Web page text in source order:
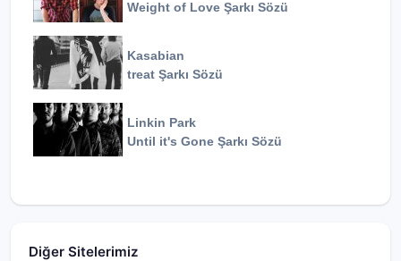
Weight of Love Şarkı Sözü
Kasabian
treat Şarkı Sözü
Linkin Park
Until it's Gone Şarkı Sözü
Diğer Sitelerimiz